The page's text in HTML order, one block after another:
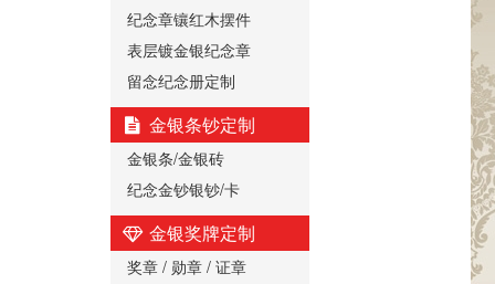
纪念章镶红木摆件
表层镀金银纪念章
留念纪念册定制
金银条钞定制
金银条/金银砖
纪念金钞银钞/卡
金银奖牌定制
奖章 / 勋章 / 证章